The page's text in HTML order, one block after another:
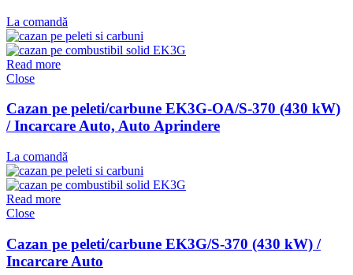
La comandă
Read more
Close
Cazan pe peleti/carbune EK3G-OA/S-370 (430 kW)
/ Incarcare Auto, Auto Aprindere
La comandă
Read more
Close
Cazan pe peleti/carbune EK3G/S-370 (430 kW) /
Incarcare Auto